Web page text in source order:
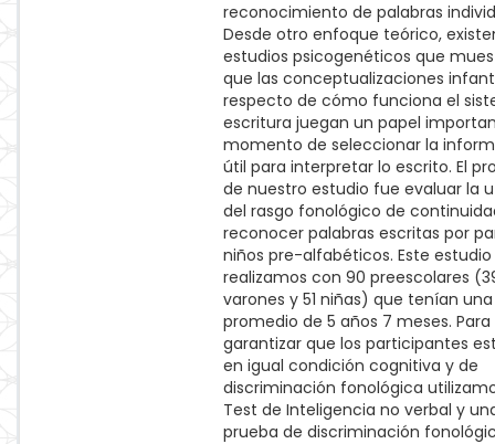
reconocimiento de palabras
Desde otro enfoque teórico,
estudios psicogenéticos que
que las conceptualizaciones
respecto de cómo funciona el
escritura juegan un papel
momento de seleccionar la
útil para interpretar lo escrito. El
de nuestro estudio fue evaluar la
del rasgo fonológico de
reconocer palabras escritas por
niños pre-alfabéticos. Este estudio
realizamos con 90 preescolares
varones y 51 niñas) que tenían
promedio de 5 años 7 meses. Para
garantizar que los participantes
en igual condición cognitiva y de
discriminación fonológica
Test de Inteligencia no verbal y
prueba de discriminación